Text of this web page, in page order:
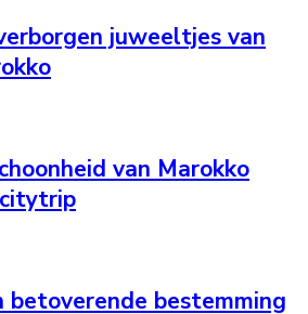
juweeltjes van
van Marokko
betoverende bestemming